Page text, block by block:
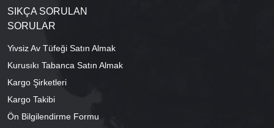
SIKÇA SORULAN
SORULAR
Yivsiz Av Tüfeği Satın Almak
Kurusıkı Tabanca Satın Almak
Kargo Şirketleri
Kargo Takibi
Ön Bilgilendirme Formu